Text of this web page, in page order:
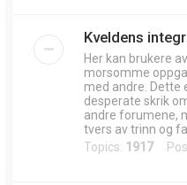
Kveldens
Her kan brukere
morsomme
med andre. Dette
desperate skrik
andre forumene,
tvers av trinn og
Topics: 1917